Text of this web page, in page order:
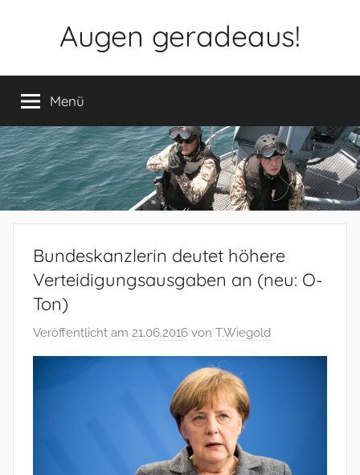
Augen geradeaus!
Menü
Bundeskanzlerin deutet höhere
Verteidigungsausgaben an (neu: O-
Ton)
Veröffentlicht am 21.06.2016 von T.Wiegold